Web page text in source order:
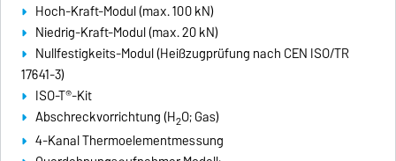
Hoch-Kraft-Modul (max. 100 kN)
Niedrig-Kraft-Modul (max. 20 kN)
Nullfestigkeits-Modul (Heißzugprüfung nach CEN ISO/TR
17641-3)
ISO-T®-Kit
Abschreckvorrichtung (H2O; Gas)
4-Kanal Thermoelementmessung